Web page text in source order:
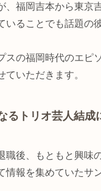
、福岡吉本から東京
いることでも話題の
スの福岡時代のエピ
ていただきます。
るトリオ芸人結成
職後、もともと興味
情報を集めていたサ